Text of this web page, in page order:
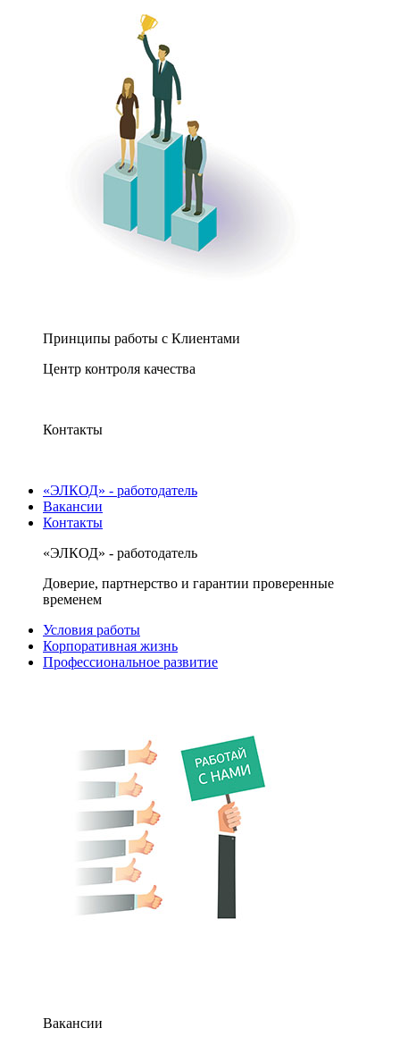
Принципы работы с Клиентами
Центр контроля качества
Контакты
«ЭЛКОД» - работодатель
Вакансии
Контакты
«ЭЛКОД» - работодатель
Доверие, партнерство и гарантии проверенные
временем
Условия работы
Корпоративная жизнь
Профессиональное развитие
Вакансии